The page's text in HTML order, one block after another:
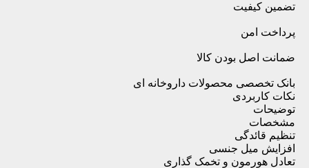
تضمین کیفیت
پرداخت امن
ضمانت اصل بودن کالا
بانک تخصصی محصولات داروخانه ای
نکات کاربردی
توضیحات
مشخصات
تنظیم قائدگی
افزایش میل جنسی
تعادل هورمون و تخمک گذاری